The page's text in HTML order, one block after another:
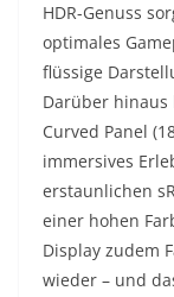
HDR-Genuss
optimales
flüssige
Darüber hinaus
Curved Panel
immersives
erstaunlichen
einer hohen
Display zudem
wieder – und